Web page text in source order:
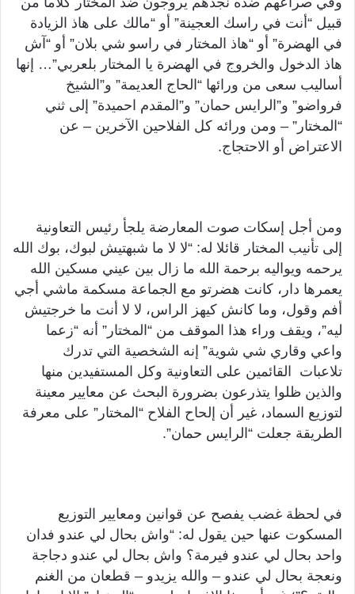
قبيل “أنت في راسك العجينة” أو “مالك على هاذ الزيادة
في الهضرة” أو “هاذ المختار في راسو شي بلان” أو “آش
هاذ الدخول والخروج في الهضرة يا المختار بلعربي”… إنها
أساليب سعى من ورائها “الحاج العديمة” و”الشيخ
فرواضو” و”الرايس حمان” و”المقدم احميدة” إلى ثني
“المختار” – ومن ورائه كل الفلاحين الآخرين – عن
الاعتراض أو الاحتجاج.
ومن أجل إسكات صوت المعارضة يلجأ رئيس التعاونية
إلى تأنيب المختار قائلا له: “لا لا ما شبهتيش لبوك، بوك الله
يرحمه ويواليه برحمة الله ما زال بين عيني مسكين الله
يعمرها دار، كانت هضرتو مع الجماعة مسكمة ماشي أجي
أفم وقول، وما كانش كيهز الراس، لا لا أنت ما خرجتيش
ليه”، ويقف وراء هذا الموقف من “المختار” أنه “زعما
واعي وقاري شي شوية” إنه الشخصية التي تدرك
تلاعبات القائمين على التعاونية وكل المستفيدين منها
والذين ظلوا يتذرعون بضرورة البحث عن معايير معينة
لتوزيع السماد، غير أن إلحاح الفلاح “المختار” على معرفة
الطريقة جعلت “الرايس حمان”.
في لحظة غضب يفصح عن قوانين ومعايير التوزيع
المسكوت عنها حين يقول له: “واش بحال لي عندو فدان
واحد بحال لي عندو فيرمة؟ واش بحال لي عندو دجاجة
ونعجة بحال لي عندو – والله يزيدو – قطعان من الغنم